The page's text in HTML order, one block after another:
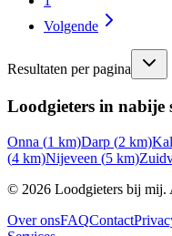
Volgende
Resultaten per pagina
Loodgieters in nabije
Onna (1 km)Darp (2 km)
(4 km)Nijeveen (5 km)
© 2026 Loodgieters bij mij.
Over onsFAQContact